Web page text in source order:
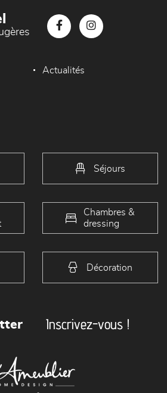
Actualités
Séjours
Chambres &
dressing
Décoration
Inscrivez-vous !